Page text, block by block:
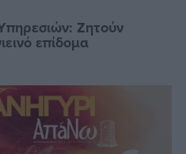
Ζητούν
επίδομα